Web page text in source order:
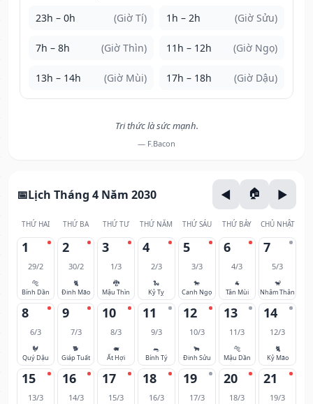
23h – 0h (Giờ Tí) 1h – 2h (Giờ Sửu)
7h – 8h (Giờ Thìn) 11h – 12h (Giờ Ngọ)
13h – 14h (Giờ Mùi) 17h – 18h (Giờ Dậu)
Tri thức là sức mạnh.
— F.Bacon
Lịch Tháng 4 Năm 2030
THỨ HAI THỨ BA THỨ TƯ THỨ NĂM THỨ SÁU THỨ BẢY CHỦ NHẬT
1
29/2
🐅
Bính Dần
2
30/2
🐈
Đinh Mão
3
1/3
🐉
Mậu Thìn
4
2/3
🐍
Kỷ Tỵ
5
3/3
🐎
Canh Ngọ
6
4/3
🐐
Tân Mùi
7
5/3
🐒
Nhâm Thân
8
6/3
🐓
Quý Dậu
9
7/3
🐕
Giáp Tuất
10
8/3
🐖
Ất Hợi
11
9/3
🐀
Bính Tý
12
10/3
🐂
Đinh Sửu
13
11/3
🐅
Mậu Dần
14
12/3
🐈
Kỷ Mão
15
13/3
16
14/3
17
15/3
18
16/3
19
17/3
20
18/3
21
19/3